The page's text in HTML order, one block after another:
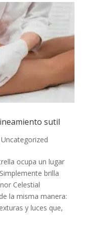
sutil
Uncategorized
ocupa un lugar
brilla
Celestial
la misma manera:
y luces que,